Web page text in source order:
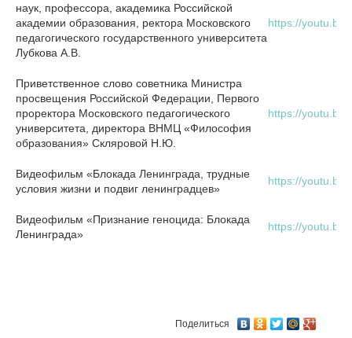
наук, профессора, академика Российской
академии образования, ректора Московского
педагогического государственного университета
Лубкова А.В.
https://youtu.be/
Приветственное слово советника Министра
просвещения Российской Федерации, Первого
проректора Московского педагогического
университета, директора ВНМЦ «Философия
образования» Скляровой Н.Ю.
https://youtu.be/
Видеофильм «Блокада Ленинграда, трудные
условия жизни и подвиг ленинградцев»
https://youtu.be/
Видеофильм «Признание геноцида: Блокада
Ленинграда»
https://youtu.be/
Поделиться